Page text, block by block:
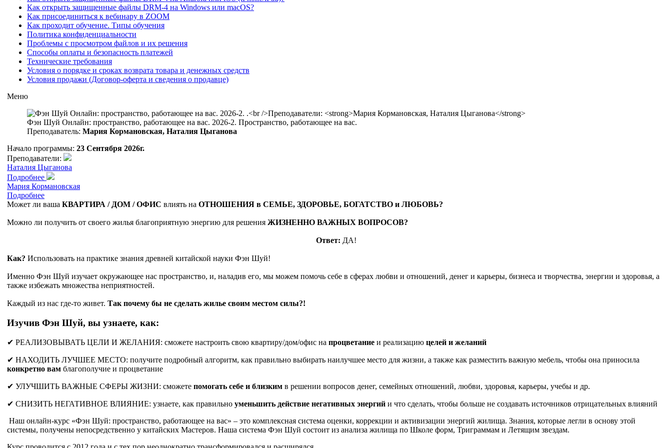
Как открыть защищенные файлы DRM-4 на Windows или macOS?
Как присоединиться к вебинару в ZOOM
Как проходит обучение. Типы обучения
Политика конфиденциальности
Проблемы с просмотром файлов и их решения
Способы оплаты и безопасность платежей
Технические требования
Условия о порядке и сроках возврата товара и денежных средств
Условия продажи (Договор-оферта и сведения о продавце)
Меню
Фэн Шуй Онлайн: пространство, работающее на вас. 2026-2. Пространство, работающее на вас.
Преподаватель: Мария Кормановская, Наталия Цыганова
Начало программы: 23 Сентября 2026г.
Преподаватели:
Наталия Цыганова
Подробнее
Мария Кормановская
Подробнее
Может ли ваша КВАРТИРА / ДОМ / ОФИС влиять на ОТНОШЕНИЯ в СЕМЬЕ, ЗДОРОВЬЕ, БОГАТСТВО и ЛЮБОВЬ?
Можно ли получить от своего жилья благоприятную энергию для решения ЖИЗНЕННО ВАЖНЫХ ВОПРОСОВ?
Ответ: ДА!
Как? Использовать на практике знания древней китайской науки Фэн Шуй!
Именно Фэн Шуй изучает окружающее нас пространство, и, наладив его, мы можем помочь себе в сферах любви и отношений, денег и карьеры, бизнеса и творчества, энергии и здоровья, а
также избежать множества неприятностей.
Каждый из нас где-то живет. Так почему бы не сделать жилье своим местом силы?!
Изучив Фэн Шуй, вы узнаете, как:
✔ РЕАЛИЗОВЫВАТЬ ЦЕЛИ И ЖЕЛАНИЯ: сможете настроить свою квартиру/дом/офис на процветание и реализацию целей и желаний
✔ НАХОДИТЬ ЛУЧШЕЕ МЕСТО: получите подробный алгоритм, как правильно выбирать наилучшее место для жизни, а также как разместить важную мебель, чтобы она приносила
конкретно вам благополучие и процветание
✔ УЛУЧШИТЬ ВАЖНЫЕ СФЕРЫ ЖИЗНИ: сможете помогать себе и близким в решении вопросов денег, семейных отношений, любви, здоровья, карьеры, учебы и др.
✔ СНИЗИТЬ НЕГАТИВНОЕ ВЛИЯНИЕ: узнаете, как правильно уменьшить действие негативных энергий и что сделать, чтобы больше не создавать источников отрицательных влияний
Наш онлайн-курс «Фэн Шуй: пространство, работающее на вас» – это комплексная система оценки, коррекции и активизации энергий жилища. Знания, которые легли в основу этой
системы, получены непосредственно у китайских Мастеров. Наша система Фэн Шуй состоит из анализа жилища по Школе форм, Триграммам и Летящим звездам.